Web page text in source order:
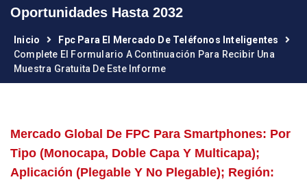
Oportunidades Hasta 2032
Inicio
Fpc Para El Mercado De Teléfonos Inteligentes
Complete El Formulario A Continuación Para Recibir Una
Muestra Gratuita De Este Informe
Mercado Global De FPC Para Smartphones: Por
Tipo (monocapa, Doble Capa Y Multicapa);
Aplicación (plegable Y No Plegable); Región: